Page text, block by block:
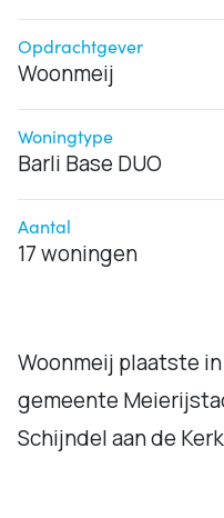
Opdrachtgever
Woonmeij
Woningtype
Barli Base DUO
Aantal
17 woningen
Woonmeij plaatste
gemeente
Schijndel aan de